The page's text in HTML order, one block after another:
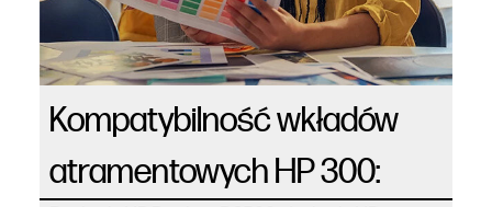
Kompatybilność wkładów
atramentowych HP 300: